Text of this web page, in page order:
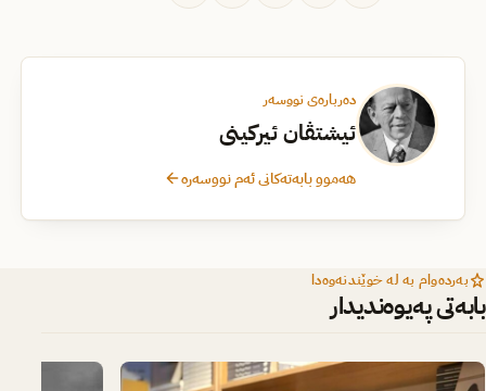
دەربارەی نووسەر
ئیشتڤان ئیركینی
هەموو بابەتەکانی ئەم نووسەرە
بەردەوام بە لە خوێندنەوەدا
بابەتی پەیوەندیدار